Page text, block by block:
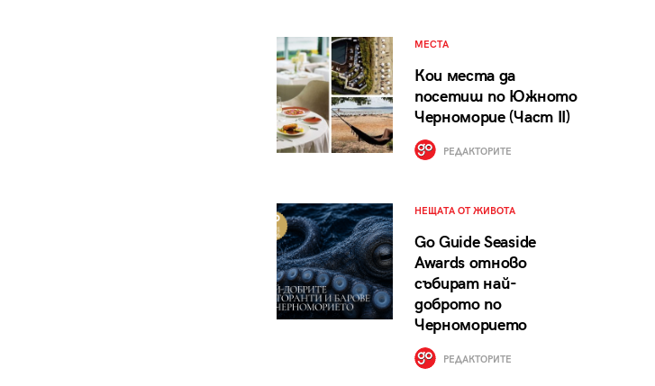
МЕСТА
Кои места да
посетиш по Южното
Черноморие (Част II)
РЕДАКТОРИТЕ
НЕЩАТА ОТ ЖИВОТА
Go Guide Seaside
Awards отново
събират най-
доброто по
Черноморието
РЕДАКТОРИТЕ